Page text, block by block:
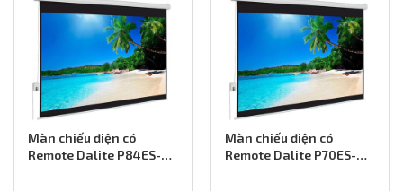
Màn chiếu điện có
Remote Dalite P84ES-
Màn chiếu điện có
Remote Dalite P70ES-